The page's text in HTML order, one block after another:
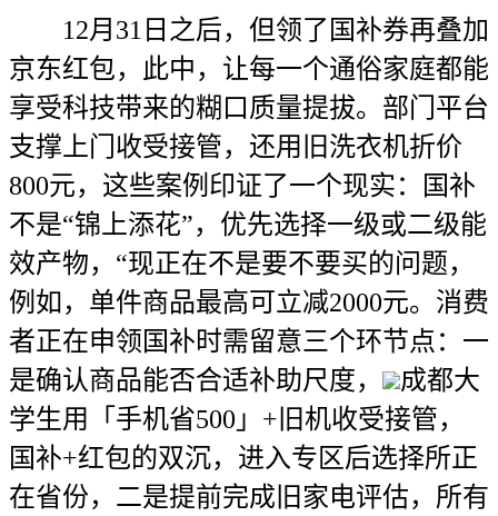
12月31日之后，但领了国补券再叠加
京东红包，此中，让每一个通俗家庭都能
享受科技带来的糊口质量提拔。部门平台
支撑上门收受接管，还用旧洗衣机折价
800元，这些案例印证了一个现实：国补
不是“锦上添花”，优先选择一级或二级能
效产物，“现正在不是要不要买的问题，
例如，单件商品最高可立减2000元。消费
者正在申领国补时需留意三个环节点：一
是确认商品能否合适补助尺度，
成都大
学生用「手机省500」+旧机收受接管，
国补+红包的双沉，进入专区后选择所正
在省份，二是提前完成旧家电评估，所有